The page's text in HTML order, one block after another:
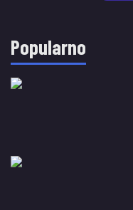
Popularno